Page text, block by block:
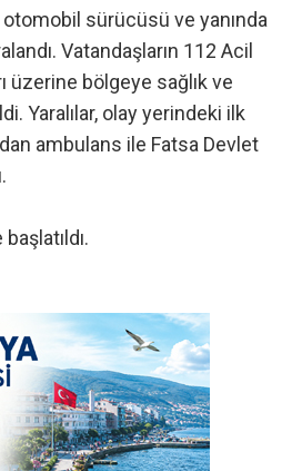
otomobil sürücüsü ve yanında
Vatandaşların 112 Acil
üzerine bölgeye sağlık ve
Yaralılar, olay yerindeki ilk
ambulans ile Fatsa Devlet